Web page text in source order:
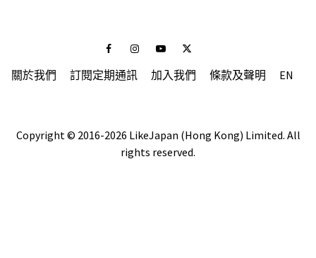
FacebookInstagramYoutubeTwitter
關於我們 訂閱定期通訊 加入我們 條款及聲明 EN
Copyright © 2016-2026 LikeJapan (Hong Kong) Limited. All
rights reserved.